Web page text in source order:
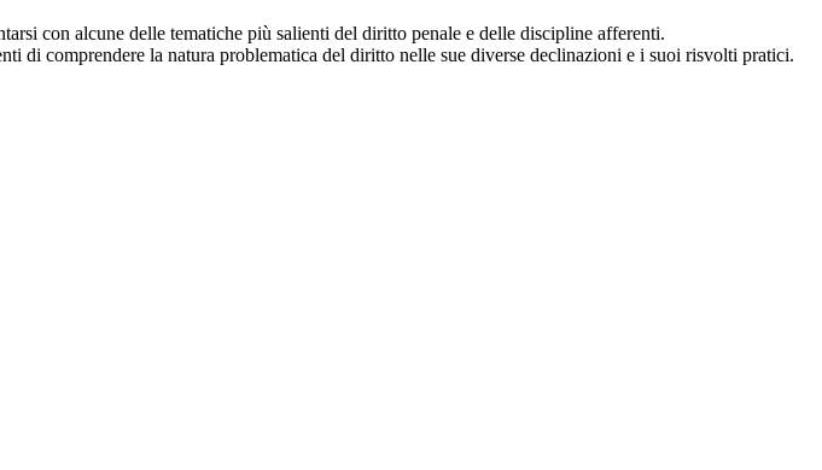
con alcune delle tematiche più salienti del diritto penale e delle discipline afferenti.
di comprendere la natura problematica del diritto nelle sue diverse declinazioni e i suoi risvolti pratici.